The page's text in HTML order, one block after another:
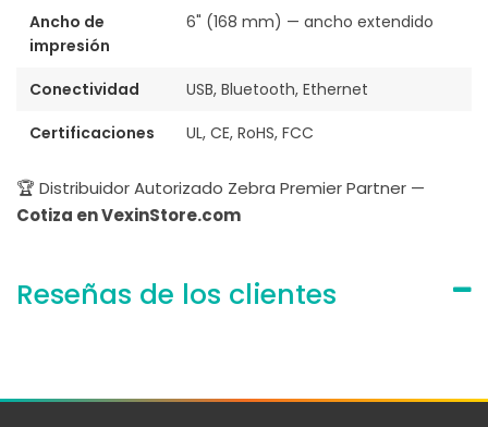
Ancho de
impresión
6" (168 mm) — ancho extendido
Conectividad
USB, Bluetooth, Ethernet
Certificaciones
UL, CE, RoHS, FCC
🏆 Distribuidor Autorizado Zebra Premier Partner —
Cotiza en VexinStore.com
Reseñas de los clientes